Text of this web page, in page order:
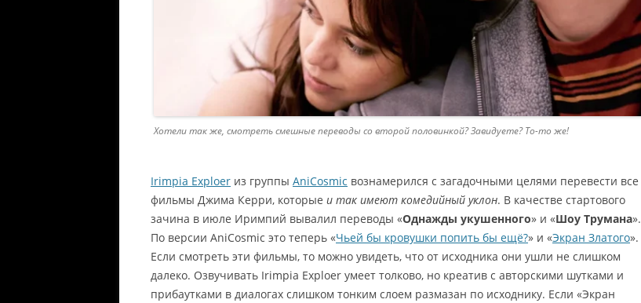
Хотели так же, смотреть смешные переводы со второй половинкой? Завидуете? То-то же!
Irimpia Exploer из группы AniCosmic вознамерился с загадочными целями перевести все
фильмы Джима Керри, которые и так имеют комедийный уклон. В качестве стартового
зачина в июле Иримпий вывалил переводы «Однажды укушенного» и «Шоу Трумана».
По версии AniCosmic это теперь «Чьей бы кровушки попить бы ещё?» и «Экран Златого».
Если смотреть эти фильмы, то можно увидеть, что от исходника они ушли не слишком
далеко. Озвучивать Irimpia Exploer умеет толково, но креатив с авторскими шутками и
прибаутками в диалогах слишком тонким слоем размазан по исходнику. Если «Экран